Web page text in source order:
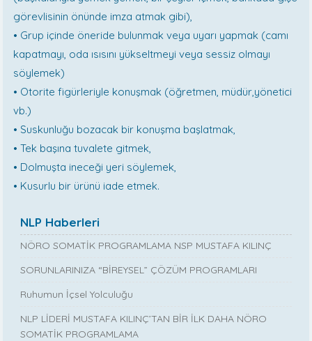
görevlisinin önünde imza atmak gibi),
• Grup içinde öneride bulunmak veya uyarı yapmak (camı
kapatmayı, oda ısısını yükseltmeyi veya sessiz olmayı
söylemek)
• Otorite figürleriyle konuşmak (öğretmen, müdür,yönetici
vb.)
• Suskunluğu bozacak bir konuşma başlatmak,
• Tek başına tuvalete gitmek,
• Dolmuşta ineceği yeri söylemek,
• Kusurlu bir ürünü iade etmek.
NLP Haberleri
NÖRO SOMATİK PROGRAMLAMA NSP MUSTAFA KILINÇ
SORUNLARINIZA “BİREYSEL” ÇÖZÜM PROGRAMLARI
Ruhumun İçsel Yolculuğu
NLP LİDERİ MUSTAFA KILINÇ’TAN BİR İLK DAHA NÖRO
SOMATİK PROGRAMLAMA